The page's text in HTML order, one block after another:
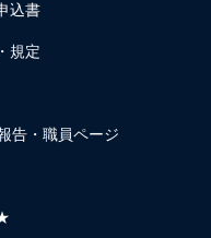
込書
規定
告・職員ページ